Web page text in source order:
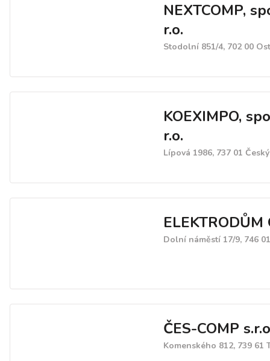
NEXTCOMP,
r.o.
Stodolní 851/4, 702 00
KOEXIMPO,
r.o.
Lípová 1986, 737 01
ELEKTRODŮM
Dolní náměstí 17/9, 746
ČES-COMP
Komenského 812, 739 61